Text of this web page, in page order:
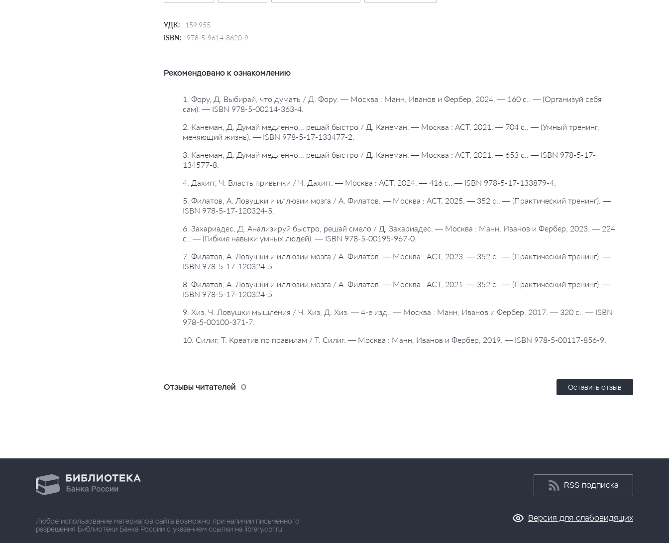
УДК:
159.955
ISBN:
978-5-9614-8620-9
Рекомендовано к ознакомлению
1. Фору, Д. Выбирай, что думать / Д. Фору. — Москва : Манн, Иванов и Фербер, 2024. — 160 с.. — (Организуй себя
сам). — ISBN 978-5-00214-363-4.
2. Канеман, Д. Думай медленно... решай быстро / Д. Канеман. — Москва : АСТ, 2021. — 704 с.. — (Умный тренинг,
меняющий жизнь). — ISBN 978-5-17-133477-2.
3. Канеман, Д. Думай медленно... решай быстро / Д. Канеман. — Москва : АСТ, 2021. — 653 с.. — ISBN 978-5-17-
134577-8.
4. Дахигг, Ч. Власть привычки / Ч. Дахигг. — Москва : АСТ, 2024. — 416 с.. — ISBN 978-5-17-133879-4.
5. Филатов, А. Ловушки и иллюзии мозга / А. Филатов. — Москва : АСТ, 2025. — 352 с.. — (Практический тренинг). —
ISBN 978-5-17-120324-5.
6. Захариадес, Д. Анализируй быстро, решай смело / Д. Захариадес. — Москва : Манн, Иванов и Фербер, 2023. — 224
с.. — (Гибкие навыки умных людей). — ISBN 978-5-00195-967-0.
7. Филатов, А. Ловушки и иллюзии мозга / А. Филатов. — Москва : АСТ, 2023. — 352 с.. — (Практический тренинг). —
ISBN 978-5-17-120324-5.
8. Филатов, А. Ловушки и иллюзии мозга / А. Филатов. — Москва : АСТ, 2021. — 352 с.. — (Практический тренинг). —
ISBN 978-5-17-120324-5.
9. Хиз, Ч. Ловушки мышления / Ч. Хиз, Д. Хиз. — 4-е изд.. — Москва : Манн, Иванов и Фербер, 2017. — 320 с.. — ISBN
978-5-00100-371-7.
10. Силиг, Т. Креатив по правилам / Т. Силиг. — Москва : Манн, Иванов и Фербер, 2019. — ISBN 978-5-00117-856-9.
Отзывы читателей 0 Оставить отзыв
Любое использование материалов сайта возможно при наличии письменного
разрешения Библиотеки Банка России с указанием ссылки на library.cbr.ru
RSS подписка
Версия для слабовидящих